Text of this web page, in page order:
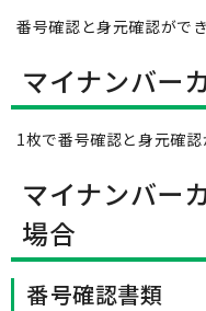
番号確認と身元確認がで
マイナンバー
1枚で番号確認と身元確認
マイナンバー
場合
番号確認書類